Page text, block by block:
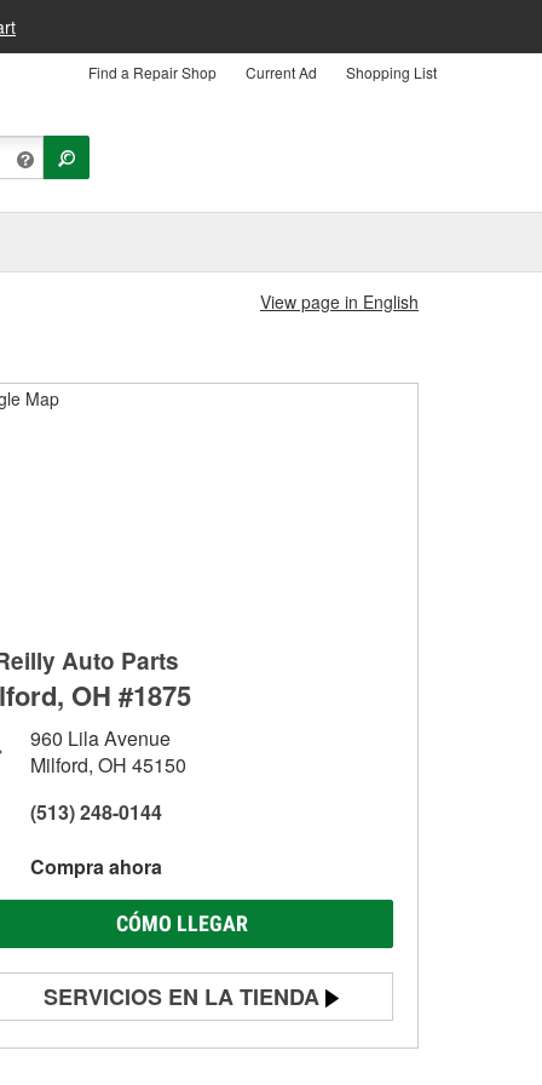
Find a Repair Shop Current Ad Shopping List
View page in English
Auto Parts
OH #1875
960 Lila Avenue
Milford, OH 45150
(513) 248-0144
Compra ahora
CÓMO LLEGAR
SERVICIOS EN LA TIENDA
Prueba de batería